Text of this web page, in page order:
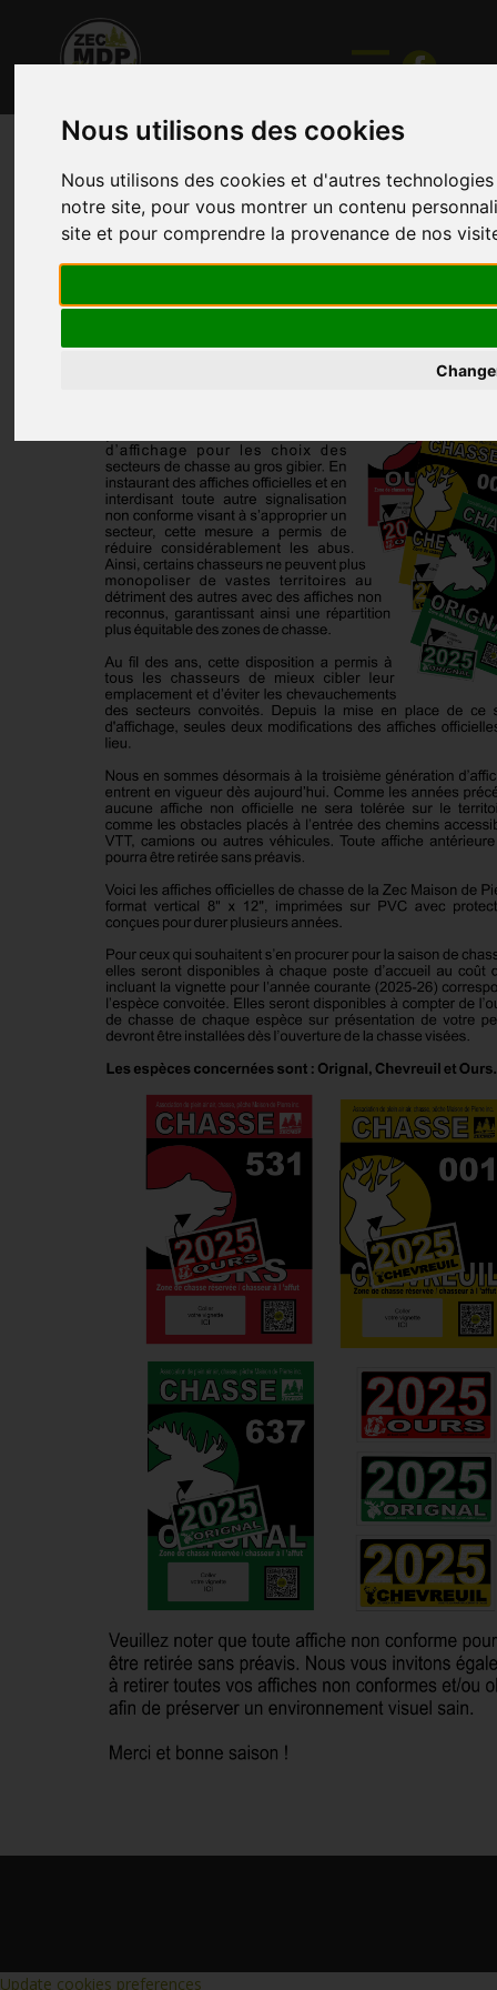
Nous utilisons des cookies
Nous utilisons des cookies et d'autres
notre site, pour vous montrer un contenu
site et pour comprendre la provenance de nos
Update cookies preferences